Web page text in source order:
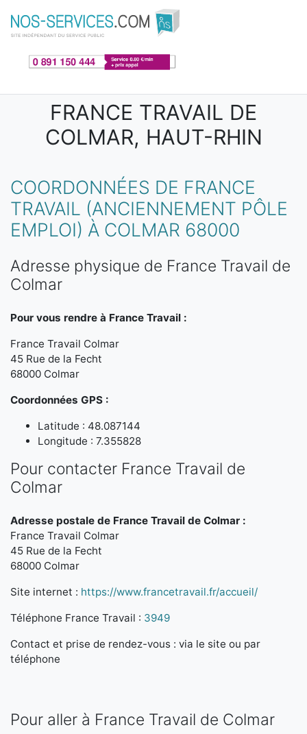
Aller au contenu principal
FRANCE TRAVAIL DE
COLMAR, HAUT-RHIN
COORDONNÉES DE FRANCE
TRAVAIL (ANCIENNEMENT PÔLE
EMPLOI) À COLMAR 68000
Adresse physique de France Travail de
Colmar
Pour vous rendre à France Travail :
France Travail Colmar
45 Rue de la Fecht
68000 Colmar
Coordonnées GPS :
Latitude : 48.087144
Longitude : 7.355828
Pour contacter France Travail de
Colmar
Adresse postale de France Travail de Colmar :
France Travail Colmar
45 Rue de la Fecht
68000 Colmar
Site internet : https://www.francetravail.fr/accueil/
Téléphone France Travail : 3949
Contact et prise de rendez-vous : via le site ou par
téléphone
Pour aller à France Travail de Colmar